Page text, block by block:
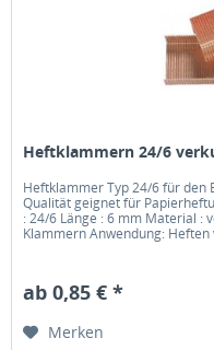
Heftklammern 24/6
Heftklammer Typ 24/6 für den
Qualität geignet für
: 24/6 Länge : 6 mm Material :
Klammern Anwendung: Heften
ab 0,85 € *
Merken